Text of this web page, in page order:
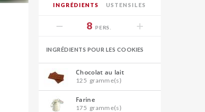
INGRÉDIENTS USTENSILES
8 PERS.
INGRÉDIENTS POUR LES COOKIES
Chocolat au lait
125 gramme(s)
Farine
175 gramme(s)